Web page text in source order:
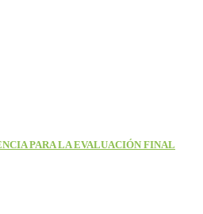
PARA LA EVALUACIÓN FINAL